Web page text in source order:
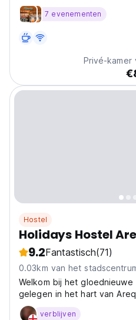
stay in Arequipa? Welcome
your home away from home
walk from...
7 evenementen
Privé-kamer
Hostel
Holidays Hostel
9.2Fantastisch(71)
0.03km van het
Welkom bij het
gelegen in het hart van
verblijven